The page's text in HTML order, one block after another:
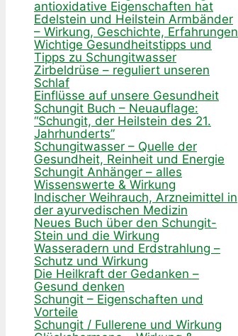
antioxidative Eigenschaften hat
Edelstein und Heilstein Armbänder
– Wirkung, Geschichte, Erfahrungen
Wichtige Gesundheitstipps und
Tipps zu Schungitwasser
Zirbeldrüse – reguliert unseren
Schlaf
Einflüsse auf unsere Gesundheit
Schungit Buch – Neuauflage:
“Schungit, der Heilstein des 21.
Jahrhunderts”
Schungitwasser – Quelle der
Gesundheit, Reinheit und Energie
Schungit Anhänger – alles
Wissenswerte & Wirkung
Indischer Weihrauch, Arzneimittel in
der ayurvedischen Medizin
Neues Buch über den Schungit-
Stein und die Wirkung
Wasseradern und Erdstrahlung –
Schutz und Wirkung
Die Heilkraft der Gedanken –
Gesund denken
Schungit – Eigenschaften und
Vorteile
Schungit / Fullerene und Wirkung